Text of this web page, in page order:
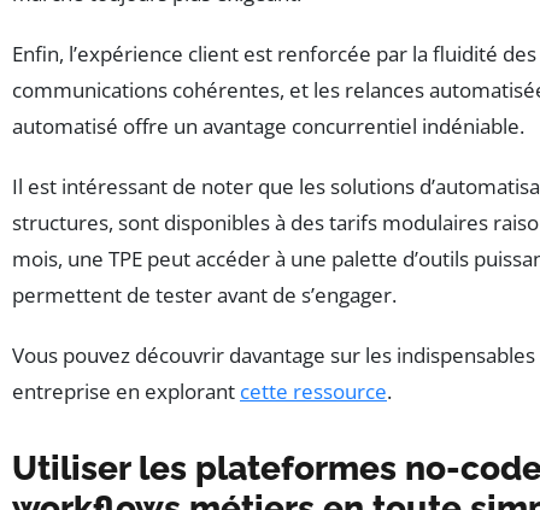
Enfin, l’expérience client est renforcée par la fluidité
communications cohérentes, et les relances
automatisé offre un avantage concurrentiel indéniable.
Il est intéressant de noter que les solutions
structures, sont disponibles à des tarifs modulaires
mois, une TPE peut accéder à une palette d’outils
permettent de tester avant de s’engager.
Vous pouvez découvrir davantage sur les indispensables
entreprise en explorant cette ressource.
Utiliser les plateformes no-